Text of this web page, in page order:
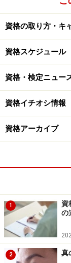
資格の取り方・キ
資格スケジュール
資格・検定ニュー
資格イチオシ情報
資格アーカイブ
1
資
の
2 真